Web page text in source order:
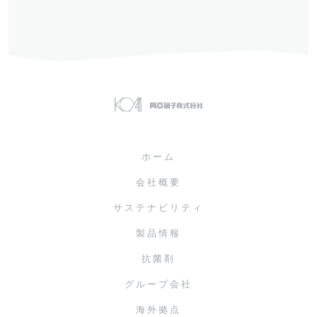
ホーム
会社概要
サステナビリティ
製品情報
抗菌剤
グループ会社
海外拠点